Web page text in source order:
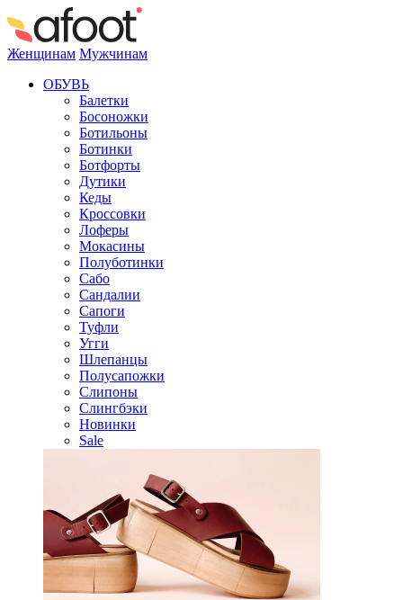
Женщинам Мужчинам
ОБУВЬ
Балетки
Босоножки
Ботильоны
Ботинки
Ботфорты
Дутики
Кеды
Кроссовки
Лоферы
Мокасины
Полуботинки
Сабо
Сандалии
Сапоги
Туфли
Угги
Шлепанцы
Полусапожки
Слипоны
Слингбэки
Новинки
Sale